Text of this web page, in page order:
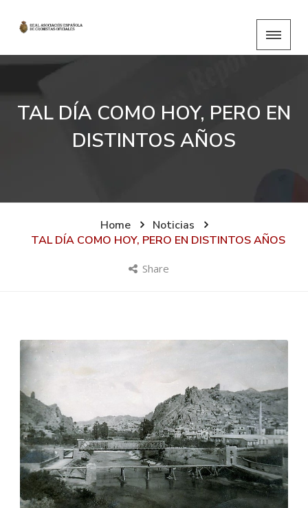
TAL DÍA COMO HOY, PERO EN
DISTINTOS AÑOS
Home
Noticias
TAL DÍA COMO HOY, PERO EN DISTINTOS AÑOS
Share